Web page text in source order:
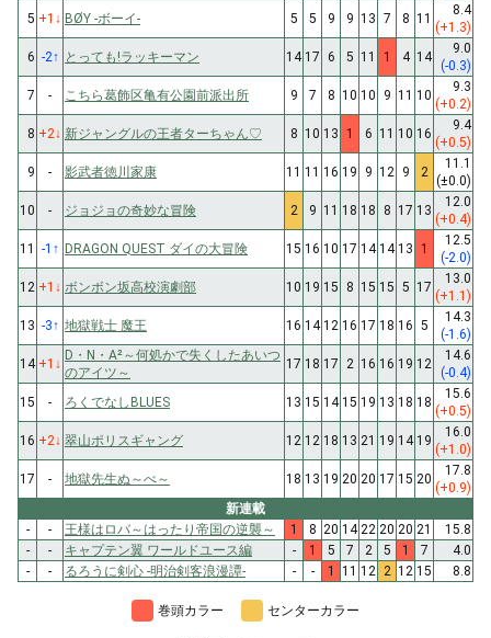
5 +1 ↓ BØY -ボーイ- 5 5 9 9 13 7 8 11
8.4
(+1.3)
6 -2↑ とっても!ラッキーマン 14 17 6 5 11 1 4 14
9.0
(-0.3)
7
- こちら葛飾区亀有公園前派出所 9 7 8 10 10 9 11 10
9.3
(+0.2)
8 +2↓ 新ジャングルの王者ターちゃん♡ 8 10 13 1 6 11 10 16
9.4
(+0.5)
9
- 影武者徳川家康 11 11 16 19 9 12 9 2
11.1
(±0.0)
10
- ジョジョの奇妙な冒険 2 9 11 18 18 8 17 13
12.0
(+0.4)
11
-1 ↑ DRAGON QUEST ダイの大冒険 15 16 10 17 14 14 13 1
12.5
(-2.0)
12 +1 ↓ ボンボン坂高校演劇部 10 19 15 8 15 15 5 17
13.0
(+1.1)
13 -3↑ 地獄戦士 魔王 16 14 12 16 17 18 16 5
14.3
(-1.6)
14 +1 ↓
D・N・A²～何処かで失くしたあいつ
のアイツ～
17 18 17 2 16 16 19 12
14.6
(-0.4)
15
- ろくでなしBLUES 13 15 14 15 19 13 18 18
15.6
(+0.5)
16 +2↓ 翠山ポリスギャング 12 12 18 13 21 19 14 19
16.0
(+1.0)
17
- 地獄先生ぬ～べ～ 18 13 19 20 20 17 15 20
17.8
(+0.9)
新連載
-
- 王様はロバ～はったり帝国の逆襲～ 1 8 20 14 22 20 20 21
15.8
-
- キャプテン翼 ワールドユース編 - 1 5 7 2 5 1 7
4.0
-
- るろうに剣心 -明治剣客浪漫譚- - - 1 11 12 2 12 15 8.8
巻頭カラー センターカラー